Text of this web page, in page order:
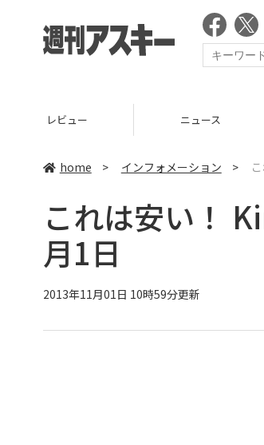
ニュース ガジェット
home > インフォメーション >
これは安い！
月1日
2013年11月01日 10時59分更新